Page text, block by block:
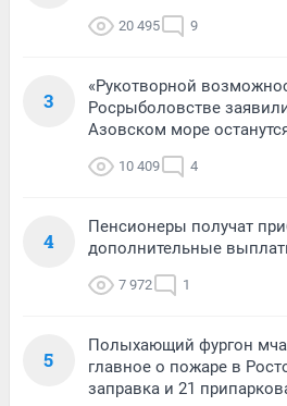
20 495 9
3
«Рукотворной
Росрыболовстве
Азовском море
10 409 4
4
Пенсионеры получат
дополнительные
7 972 1
5
Полыхающий фургон
главное о пожаре в
заправка и 21